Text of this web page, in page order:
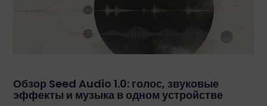
Обзор Seed Audio 1.0: голос, звуковые
эффекты и музыка в одном устройстве